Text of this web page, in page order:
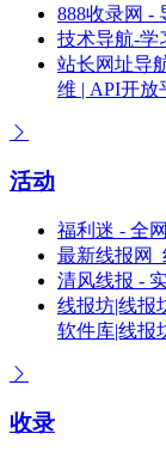
888收录网 -
技术导航-学
站长网址导
维 | API开放
活动
福利迷 - 全
最新线报网
清风线报 -
线报坊|线报
软件库|线报
收录